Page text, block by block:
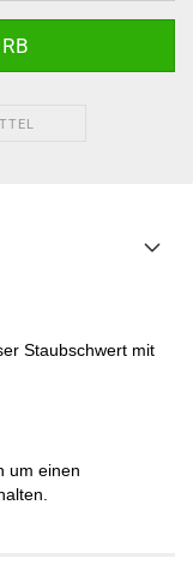
Staubschwert mit
um einen